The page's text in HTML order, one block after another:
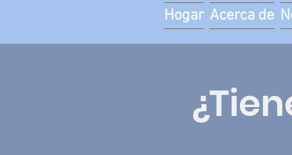
Hogar Acerca de